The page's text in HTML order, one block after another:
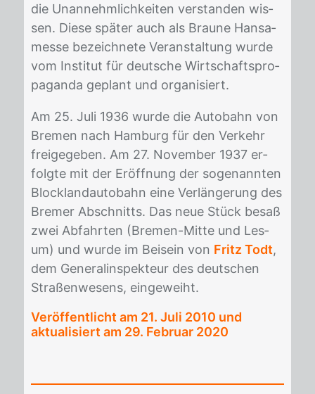
die Un­an­nehm­lich­kei­ten ver­stan­den wis­
sen. Die­se spä­ter auch als Brau­ne Han­sa­
mes­se be­zeich­ne­te Ver­an­stal­tung wur­de
vom In­sti­tut für deut­sche Wirt­schafts­pro­
pa­gan­da ge­plant und or­ga­ni­siert.
Am 25. Juli 1936 wur­de die Au­to­bahn von
Bre­men nach Ham­burg für den Ver­kehr
frei­ge­ge­ben. Am 27. No­vem­ber 1937 er­
folg­te mit der Er­öff­nung der so­ge­nann­ten
Block­land­au­to­bahn eine Ver­län­ge­rung des
Bre­mer Ab­schnitts. Das neue Stück be­saß
zwei Ab­fahr­ten (Bre­men-Mit­te und Les­
um) und wur­de im Bei­sein von Fritz Todt,
dem Ge­ne­ral­in­spek­teur des deut­schen
Stra­ßen­we­sens, ein­ge­weiht.
Veröffentlicht am 21. Juli 2010 und
aktualisiert am 29. Februar 2020